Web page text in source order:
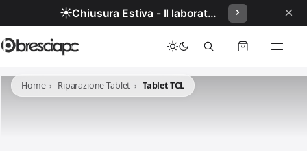
☀️ Chiusura Estiva - Il laboratorio resterà chiuso per ferie dal 29/06/2026 al 05/07/2026 compresi. ×
Home Riparazione Tablet Tablet TCL